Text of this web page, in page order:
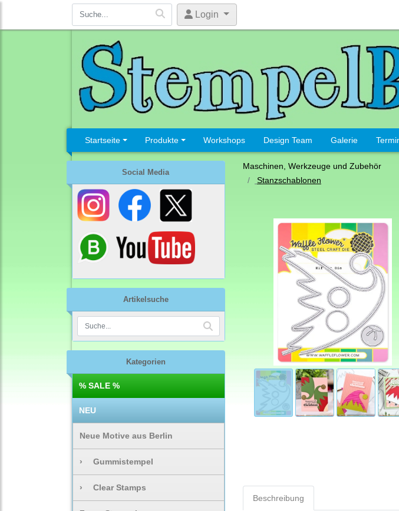
Login
Startseite Produkte Workshops Design Team Galerie
Social Media
Artikelsuche
Kategorien
% SALE %
NEU
Neue Motive aus Berlin
› Gummistempel
› Clear Stamps
Maschinen, Werkzeuge und Zubehör
Stanzschablonen
Beschreibung